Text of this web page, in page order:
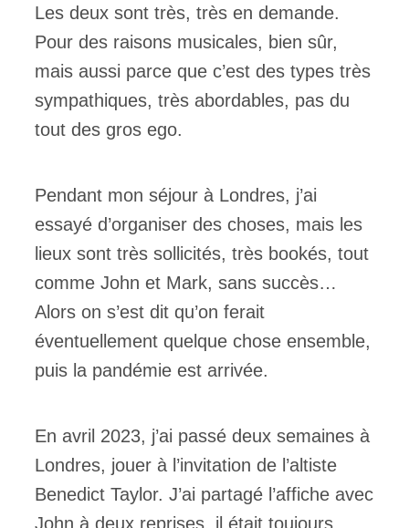
Les deux sont très, très en demande.
Pour des raisons musicales, bien sûr,
mais aussi parce que c’est des types très
sympathiques, très abordables, pas du
tout des gros ego.
Pendant mon séjour à Londres, j’ai
essayé d’organiser des choses, mais les
lieux sont très sollicités, très bookés, tout
comme John et Mark, sans succès…
Alors on s’est dit qu’on ferait
éventuellement quelque chose ensemble,
puis la pandémie est arrivée.
En avril 2023, j’ai passé deux semaines à
Londres, jouer à l’invitation de l’altiste
Benedict Taylor. J’ai partagé l’affiche avec
John à deux reprises, il était toujours